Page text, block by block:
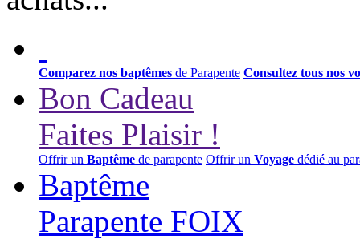
Comparez nos baptêmes de Parapente Consultez tous nos
Bon Cadeau
Faites Plaisir !
Offrir un Baptême de parapente Offrir un Voyage dédié au
Baptême
Parapente FOIX